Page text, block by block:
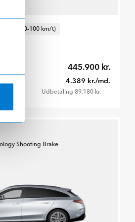
5.4s (0-100 km/t)
445.900 kr.
4.389 kr./md.
Udbetaling 89.180 kr.
Shooting Brake